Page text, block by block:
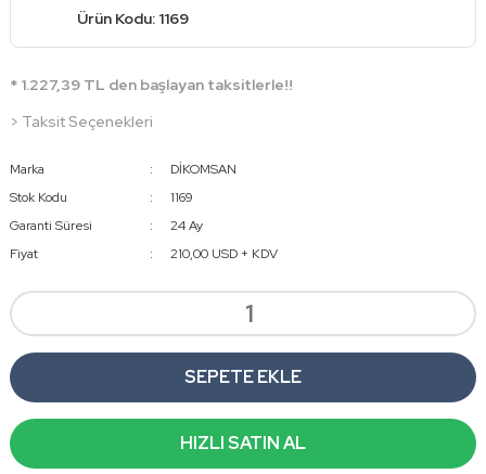
Ürün Kodu: 1169
* 1.227,39 TL den başlayan taksitlerle!!
> Taksit Seçenekleri
Marka
DİKOMSAN
Stok Kodu
1169
Garanti Süresi
24 Ay
Fiyat
210,00 USD + KDV
SEPETE EKLE
HIZLI SATIN AL